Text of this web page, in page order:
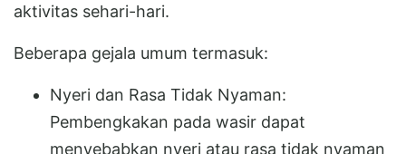
aktivitas sehari-hari.
Beberapa gejala umum termasuk:
Nyeri dan Rasa Tidak Nyaman:
Pembengkakan pada wasir dapat
menyebabkan nyeri atau rasa tidak nyaman